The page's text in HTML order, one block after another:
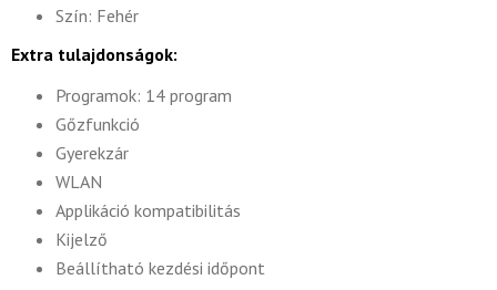
Szín: Fehér
Extra tulajdonságok:
Programok: 14 program
Gőzfunkció
Gyerekzár
WLAN
Applikáció kompatibilitás
Kijelző
Beállítható kezdési időpont